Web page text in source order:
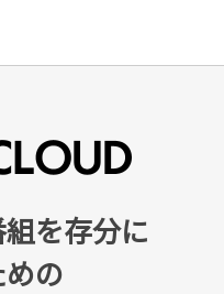
を存分に
の